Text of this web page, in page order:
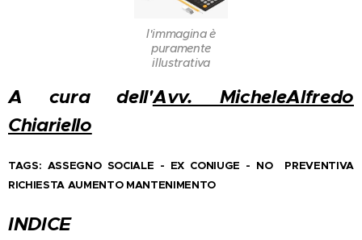
l'immagina è
puramente
illustrativa
A cura dell'Avv. MicheleAlfredo
Chiariello
TAGS: ASSEGNO SOCIALE - EX CONIUGE - NO PREVENTIVA
RICHIESTA AUMENTO MANTENIMENTO
INDICE